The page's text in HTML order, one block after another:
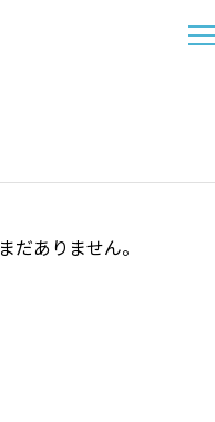
ありません。